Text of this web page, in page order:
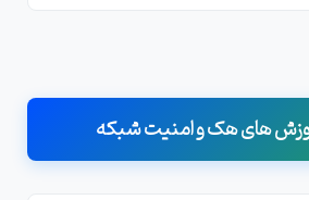
های هک و امنیت شبکه